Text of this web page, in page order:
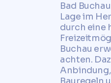
Bad
Lage im
durch eine
Buchau
achten.